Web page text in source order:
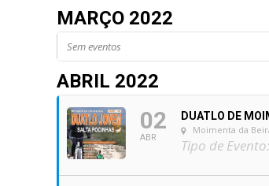
MARÇO 2022
Sem eventos
ABRIL 2022
02
ABR
DUATLO DE
Moimenta da
Tipo de Evento: